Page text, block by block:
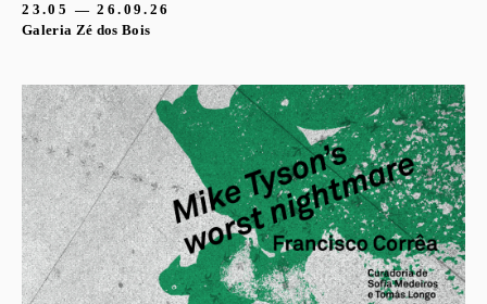
23.05 — 26.09.26
Galeria Zé dos Bois